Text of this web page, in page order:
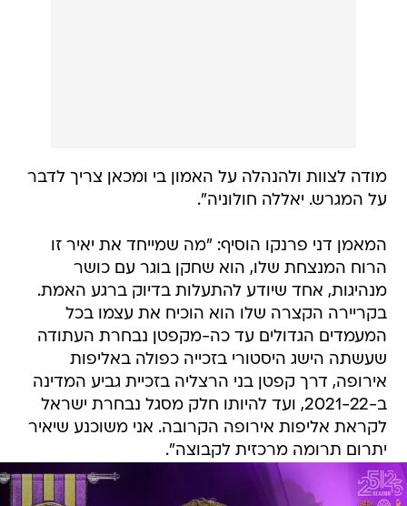
מודה לצוות ולהנהלה על האמון בי ומכאן צריך לדבר
על המגרש. יאללה חולוניה".
המאמן דני פרנקו הוסיף: "מה שמייחד את יאיר זו
הרוח המנצחת שלו, הוא שחקן בוגר עם כושר
מנהיגות, אחד שיודע להתעלות בדיוק ברגע האמת.
בקריירה הקצרה שלו הוא הוכיח את עצמו בכל
המעמדים הגדולים עד כה-מקפטן נבחרת העתודה
שעשתה הישג היסטורי בזכייה כפולה באליפות
אירופה, דרך קפטן בני הרצליה בזכיית גביע המדינה
ב-2021-22, ועד להיותו חלק מסגל נבחרת ישראל
לקראת אליפות אירופה הקרובה. אני משוכנע שיאיר
יתרום תרומה מרכזית לקבוצה".